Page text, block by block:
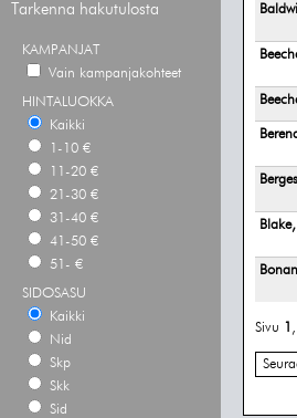
Tarkenna hakutulosta
KAMPANJAT
Vain kampanjakohteet
HINTALUOKKA
Kaikki
1-10 €
11-20 €
21-30 €
31-40 €
41-50 €
51- €
SIDOSASU
Kaikki
Nid
Skp
Skk
Sid
Sivu 1